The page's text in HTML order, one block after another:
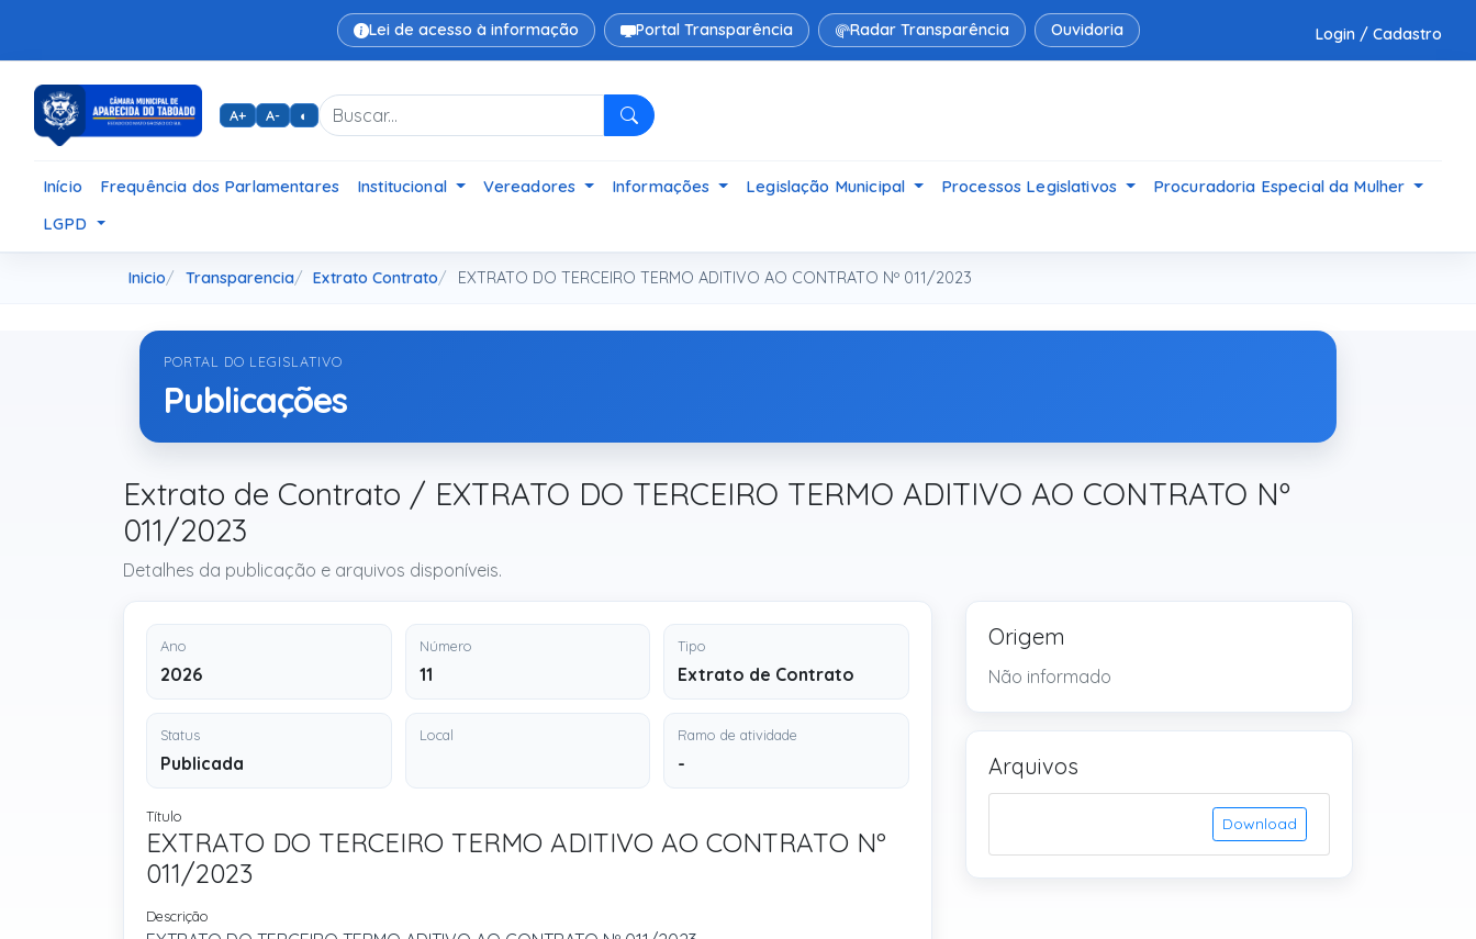
Lei de acesso à informação Portal Transparência Radar Transparência Ouvidoria Login / Cadastro
A+ A- ◐
Pesquisar
Início Frequência dos Parlamentares Institucional Vereadores Informações Legislação Municipal Processos Legislativos
Procuradoria Especial da Mulher
LGPD
Inicio Transparencia Extrato Contrato EXTRATO DO TERCEIRO TERMO ADITIVO AO CONTRATO Nº 011/2023
PORTAL DO LEGISLATIVO
Publicações
Extrato de Contrato / EXTRATO DO TERCEIRO TERMO ADITIVO AO CONTRATO Nº
011/2023
Detalhes da publicação e arquivos disponíveis.
Ano
2026
Número
11
Tipo
Extrato de Contrato
Status
Publicada
Local Ramo de atividade
-
Título
EXTRATO DO TERCEIRO TERMO ADITIVO AO CONTRATO Nº
011/2023
Descrição
Origem
Não informado
Arquivos
Download